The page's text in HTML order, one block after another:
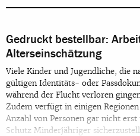
Gedruckt bestellbar:
Alterseinschätzung
Viele Kinder und Jugendliche, die
gültigen Identitäts- oder
während der Flucht verloren
Zudem verfügt in einigen
Anzahl von Personen gar nicht
Schutz Minderjähriger